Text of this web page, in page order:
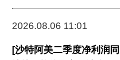
2026.08.06 11:01
[沙特阿美二季度净利润